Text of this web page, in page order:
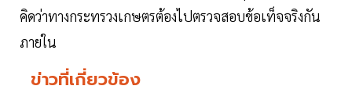
คิดว่าทางกระทรวงเกษตรต้องไปตรวจสอบข้อเท็จจริงกัน
ภายใน
ข่าวที่เกี่ยวข้อง